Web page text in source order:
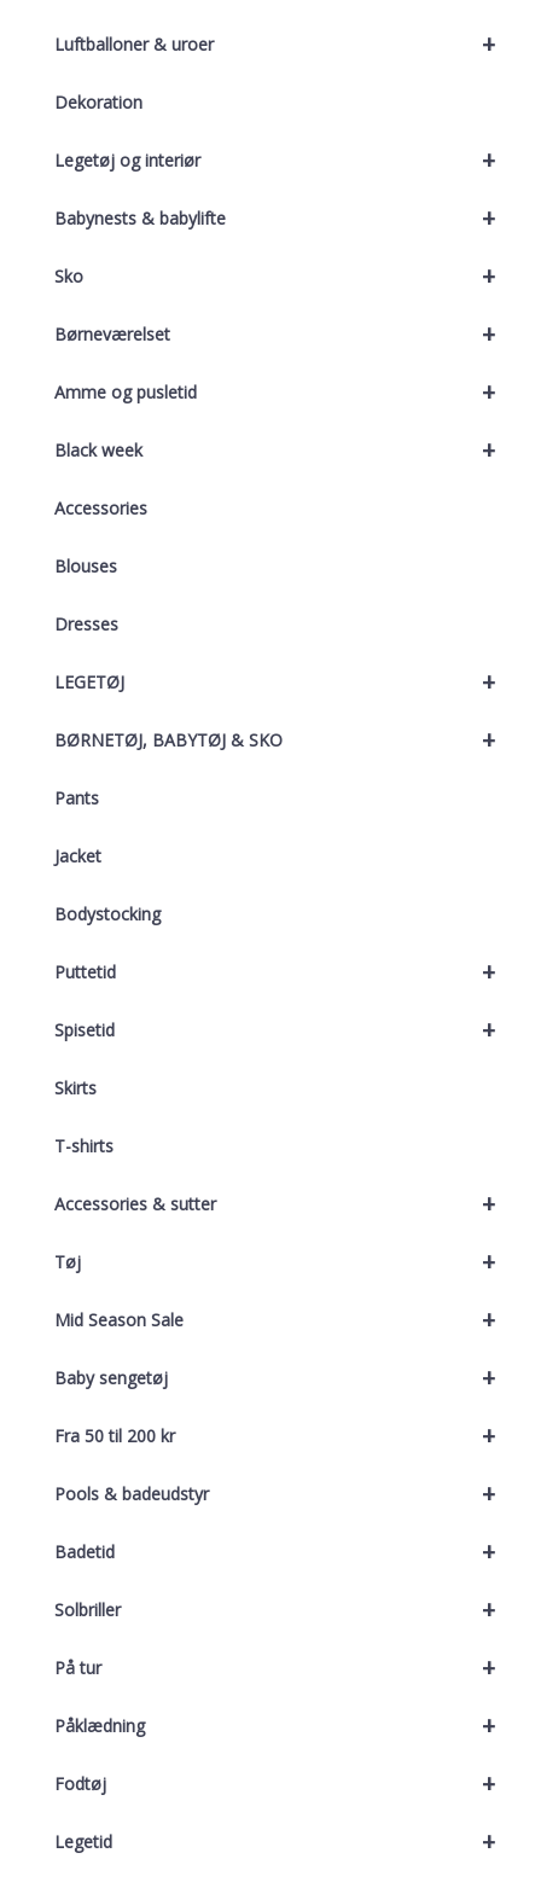
+
Luftballoner & uroer
Dekoration
+
Legetøj og interiør
+
Babynests & babylifte
+
Sko
+
Børneværelset
+
Amme og pusletid
+
Black week
Accessories
Blouses
Dresses
+
LEGETØJ
+
BØRNETØJ, BABYTØJ & SKO
Pants
Jacket
Bodystocking
+
Puttetid
+
Spisetid
Skirts
T-shirts
+
Accessories & sutter
+
Tøj
+
Mid Season Sale
+
Baby sengetøj
+
Fra 50 til 200 kr
+
Pools & badeudstyr
+
Badetid
+
Solbriller
+
På tur
+
Påklædning
+
Fodtøj
+
Legetid